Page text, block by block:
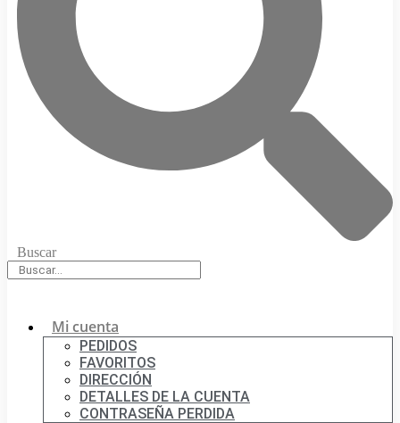
Buscar
Mi cuenta
PEDIDOS
FAVORITOS
DIRECCIÓN
DETALLES DE LA CUENTA
CONTRASEÑA PERDIDA